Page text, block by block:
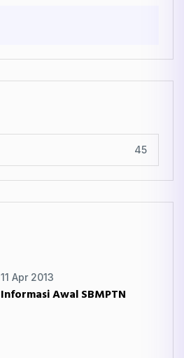
45
11 Apr 2013
Informasi Awal SBMPTN